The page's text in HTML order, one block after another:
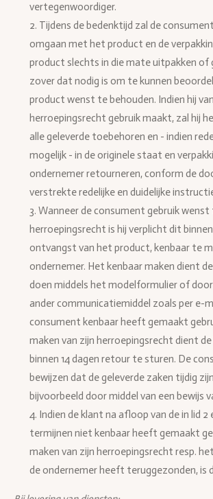
vertegenwoordiger.
2. Tijdens de bedenktijd zal de
omgaan met het product en de
product slechts in die mate uitpakken of
zover dat nodig is om te kunnen
product wenst te behouden. Indien hij
herroepingsrecht gebruik maakt, zal hij
alle geleverde toebehoren en - indien
mogelijk - in de originele staat en
ondernemer retourneren, conform de
verstrekte redelijke en duidelijke
3. Wanneer de consument gebruik wenst
herroepingsrecht is hij verplicht dit binnen
ontvangst van het product, kenbaar te
ondernemer. Het kenbaar maken dient
doen middels het modelformulier of door
ander communicatiemiddel zoals per e-
consument kenbaar heeft gemaakt
maken van zijn herroepingsrecht dient
binnen 14 dagen retour te sturen. De
bewijzen dat de geleverde zaken tijdig
bijvoorbeeld door middel van een bewijs
4. Indien de klant na afloop van de in lid 2
termijnen niet kenbaar heeft gemaakt
maken van zijn herroepingsrecht resp.
de ondernemer heeft teruggezonden, is